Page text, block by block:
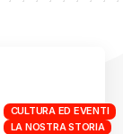
CULTURA ED EVENTI
LA NOSTRA STORIA